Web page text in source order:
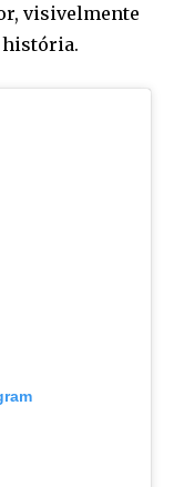
visivelmente